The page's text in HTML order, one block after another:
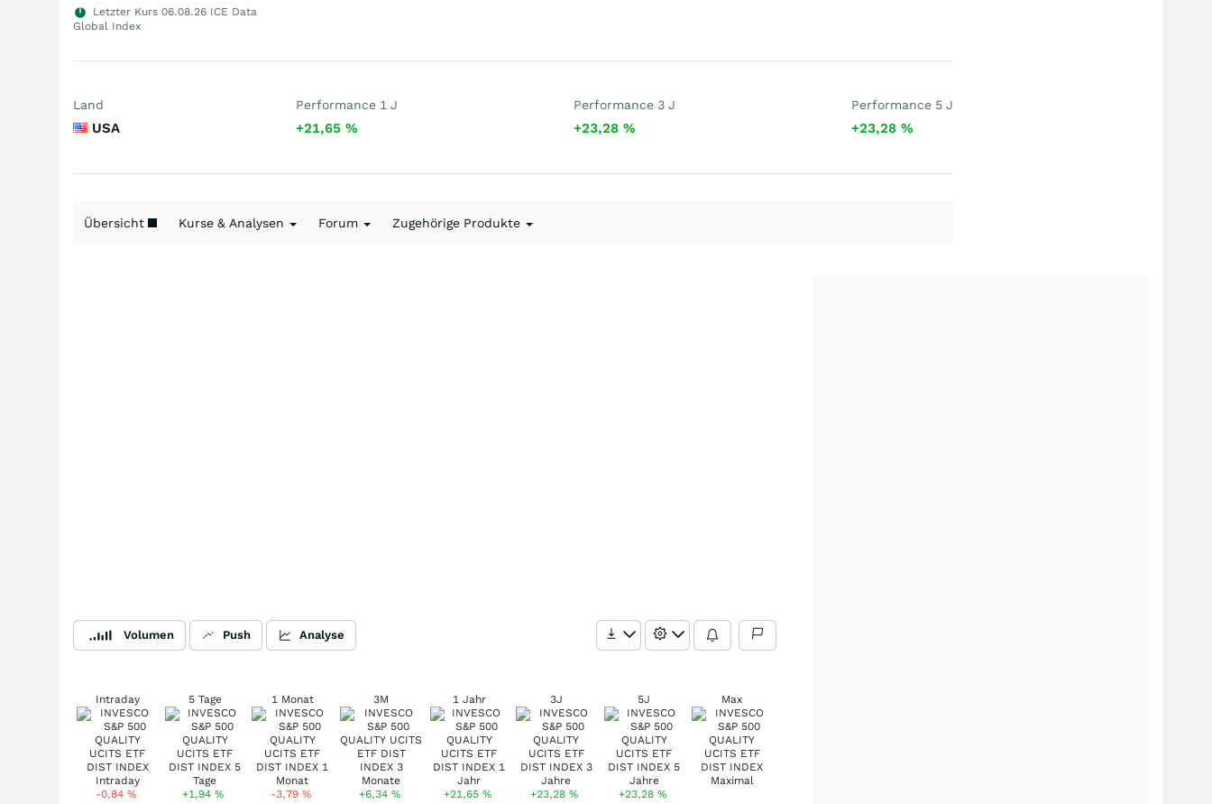
Letzter Kurs 06.08.26 ICE Data
Global Index
Land
USA
Performance 1 J
+21,65 %
Performance 3 J
+23,28 %
Performance 5 J
+23,28 %
Übersicht Kurse & Analysen Forum Zugehörige Produkte
Volumen Push Analyse
Intraday
-0,84 %
5 Tage
+1,94%
1 Monat
-3,79 %
3M
+6,34 %
1 Jahr
+21,65 %
3J
+23,28%
5J
+23,28 %
Max